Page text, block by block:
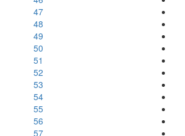
47
48
49
50
51
52
53
54
55
56
57